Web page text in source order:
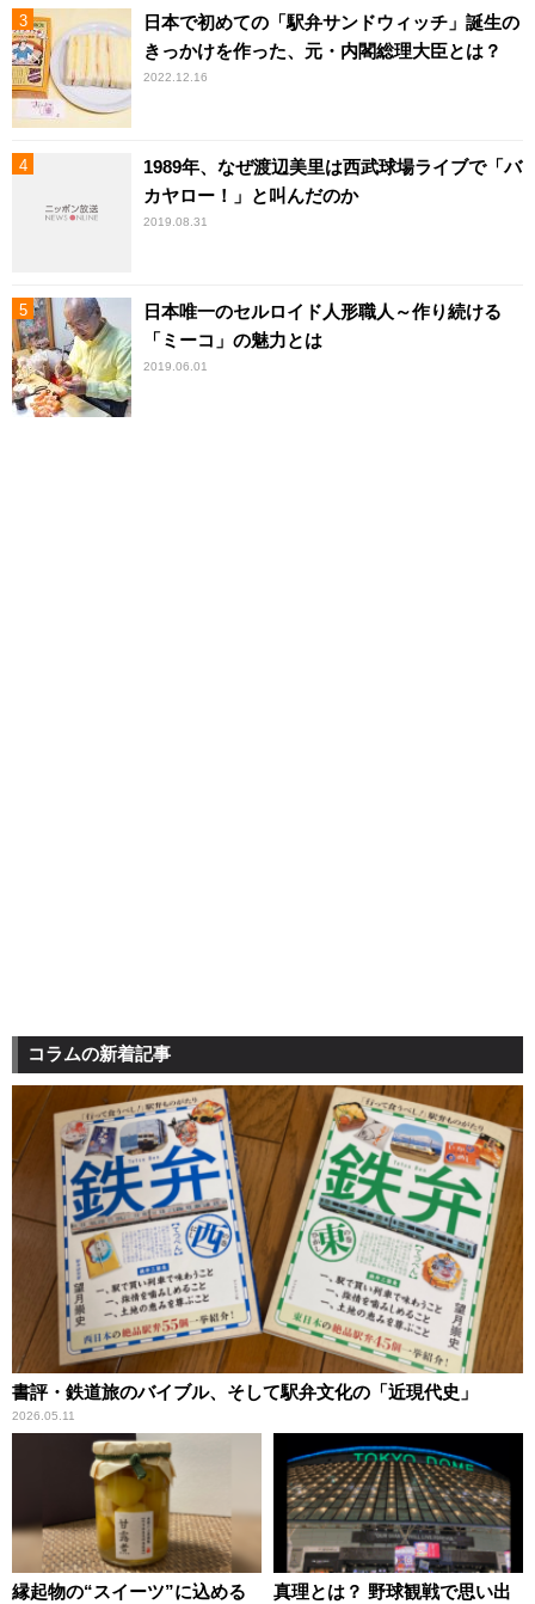
日本で初めての「駅弁サンドウィッチ」誕生の
きっかけを作った、元・内閣総理大臣とは？
2022.12.16
1989年、なぜ渡辺美里は西武球場ライブで「バ
カヤロー！」と叫んだのか
2019.08.31
日本唯一のセルロイド人形職人～作り続ける
「ミーコ」の魅力とは
2019.06.01
コラムの新着記事
書評・鉄道旅のバイブル、そして駅弁文化の「近現代史」
2026.05.11
縁起物の“スイーツ”に込める
真理とは？ 野球観戦で思い出